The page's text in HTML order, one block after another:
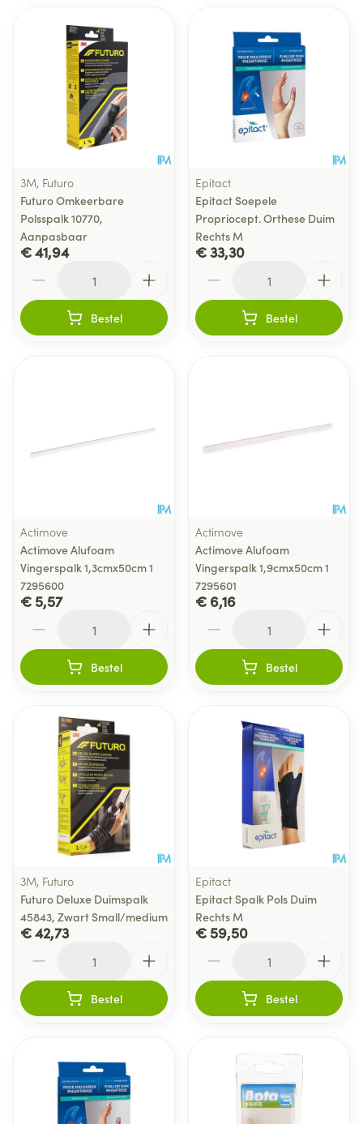
3M, Futuro
Futuro Omkeerbare
Polsspalk 10770,
Aanpasbaar
€ 41,94
Bestel
Epitact
Epitact Soepele
Propriocept. Orthese Duim
Rechts M
€ 33,30
Bestel
Actimove
Actimove Alufoam
Vingerspalk 1,3cmx50cm 1
7295600
€ 5,57
Bestel
Actimove
Actimove Alufoam
Vingerspalk 1,9cmx50cm 1
7295601
€ 6,16
Bestel
3M, Futuro
Futuro Deluxe Duimspalk
45843, Zwart Small/medium
€ 42,73
Bestel
Epitact
Epitact Spalk Pols Duim
Rechts M
€ 59,50
Bestel